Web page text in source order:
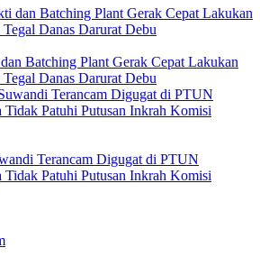
Batching Plant Gerak Cepat Lakukan
Danas Darurat Debu
Terancam Digugat di PTUN
Patuhi Putusan Inkrah Komisi